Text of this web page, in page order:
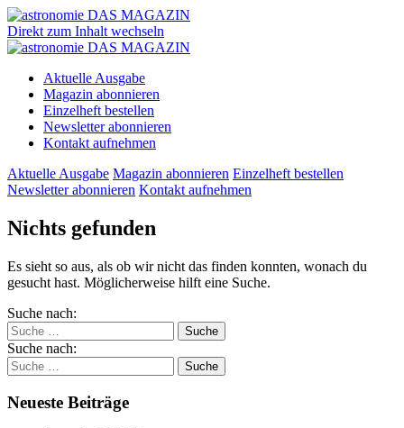
Direkt zum Inhalt wechseln
Aktuelle Ausgabe
Magazin abonnieren
Einzelheft bestellen
Newsletter abonnieren
Kontakt aufnehmen
Aktuelle Ausgabe Magazin abonnieren Einzelheft bestellen
Newsletter abonnieren Kontakt aufnehmen
Nichts gefunden
Es sieht so aus, als ob wir nicht das finden konnten, wonach du
gesucht hast. Möglicherweise hilft eine Suche.
Suche nach:
Suche nach:
Neueste Beiträge